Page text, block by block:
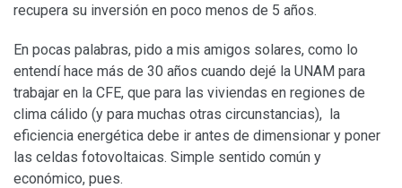
recupera su inversión en poco menos de 5 años.
En pocas palabras, pido a mis amigos solares, como lo
entendí hace más de 30 años cuando dejé la UNAM para
trabajar en la CFE, que para las viviendas en regiones de
clima cálido (y para muchas otras circunstancias), la
eficiencia energética debe ir antes de dimensionar y poner
las celdas fotovoltaicas. Simple sentido común y
económico, pues.